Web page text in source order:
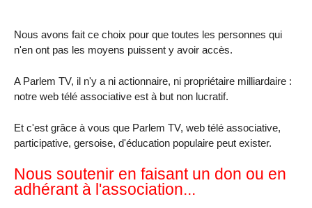
Nous avons fait ce choix pour que toutes les personnes qui
n'en ont pas les moyens puissent y avoir accès.
A Parlem TV, il n'y a ni actionnaire, ni propriétaire milliardaire :
notre web télé associative est à but non lucratif.
Et c'est grâce à vous que Parlem TV, web télé associative,
participative, gersoise, d'éducation populaire peut exister.
Nous soutenir en faisant un don ou en
adhérant à l'association...